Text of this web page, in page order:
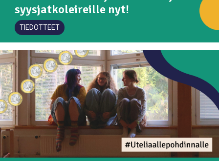
syysjatkoleireille nyt!
TIEDOTTEET